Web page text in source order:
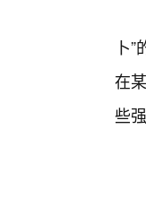
卜
在
些